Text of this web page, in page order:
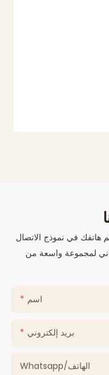
هاتفك في نموذج الاتصال
لمجموعة واسعة من
اسم
بريد إلكتروني
Whatsapp/الهاتف